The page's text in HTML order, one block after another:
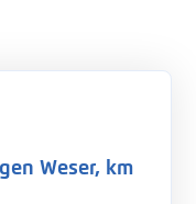
Weser, km